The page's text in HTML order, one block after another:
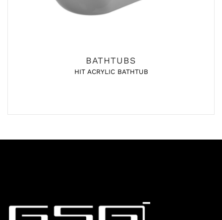
BATHTUBS
HIT ACRYLIC BATHTUB